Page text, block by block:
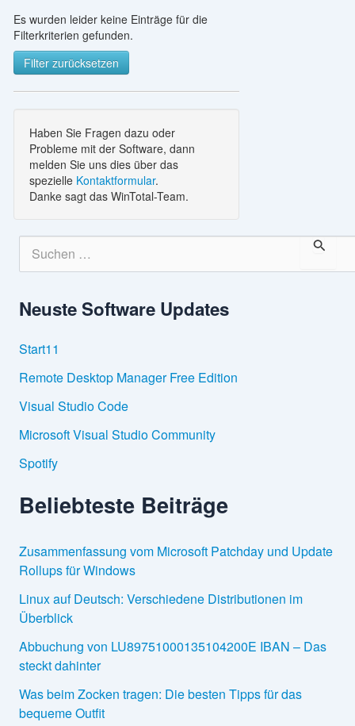
Es wurden leider keine Einträge für die
Filterkriterien gefunden.
Filter zurücksetzen
Haben Sie Fragen dazu oder
Probleme mit der Software, dann
melden Sie uns dies über das
spezielle Kontaktformular.
Danke sagt das WinTotal-Team.
c
e
a
c
h
:
Neuste Software Updates
Start11
Remote Desktop Manager Free Edition
Visual Studio Code
Microsoft Visual Studio Community
Spotify
Beliebteste Beiträge
Zusammenfassung vom Microsoft Patchday und Update
Rollups für Windows
Linux auf Deutsch: Verschiedene Distributionen im
Überblick
Abbuchung von LU89751000135104200E IBAN – Das
steckt dahinter
Was beim Zocken tragen: Die besten Tipps für das
bequeme Outfit